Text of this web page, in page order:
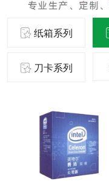
纸箱系列
刀卡系列